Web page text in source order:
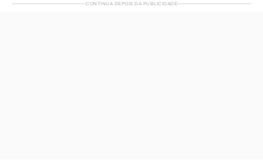
CONTINUA DEPOIS DA PUBLICIDADE